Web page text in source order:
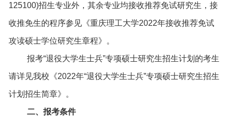
125100)招生专业外，其余专业均接收推荐免试研究生，接
收推免生的程序参见《重庆理工大学2022年接收推荐免试
攻读硕士学位研究生章程》。
报考“退役大学生士兵”专项硕士研究生招生计划的考生
请详见我校《2022年“退役大学生士兵”专项硕士研究生招生
计划招生简章》。
二、报考条件